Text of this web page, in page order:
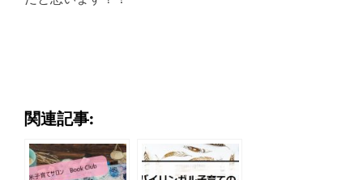
関連記事: